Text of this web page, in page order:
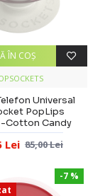
Universal
PopLips
-Cotton Candy
Lei 85,00 Lei
ÎN COŞ
-7 %